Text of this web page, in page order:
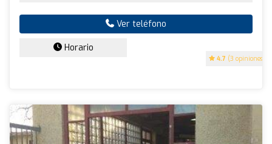
4.7 (3 opiniones)
Ver teléfono
Horario